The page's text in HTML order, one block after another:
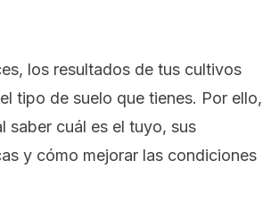
los resultados de tus cultivos
tipo de suelo que tienes. Por ello,
saber cuál es el tuyo, sus
y cómo mejorar las condiciones